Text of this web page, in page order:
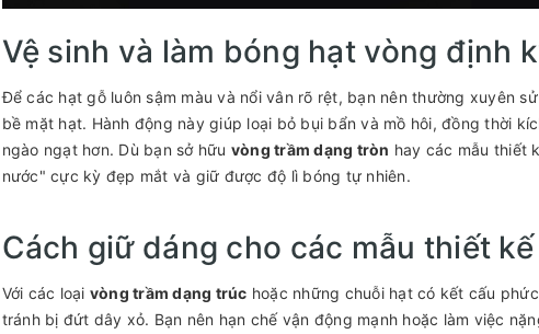
Vệ sinh và làm bóng hạt vòng định
Để các hạt gỗ luôn sậm màu và nổi vân rõ rệt, bạn nên thường xuyên
bề mặt hạt. Hành động này giúp loại bỏ bụi bẩn và mồ hôi, đồng thời
ngào ngạt hơn. Dù bạn sở hữu vòng trầm dạng tròn hay các mẫu thiết
nước" cực kỳ đẹp mắt và giữ được độ lì bóng tự nhiên.
Cách giữ dáng cho các mẫu thiết
Với các loại vòng trầm dạng trúc hoặc những chuỗi hạt có kết cấu
tránh bị đứt dây xỏ. Bạn nên hạn chế vận động mạnh hoặc làm việc